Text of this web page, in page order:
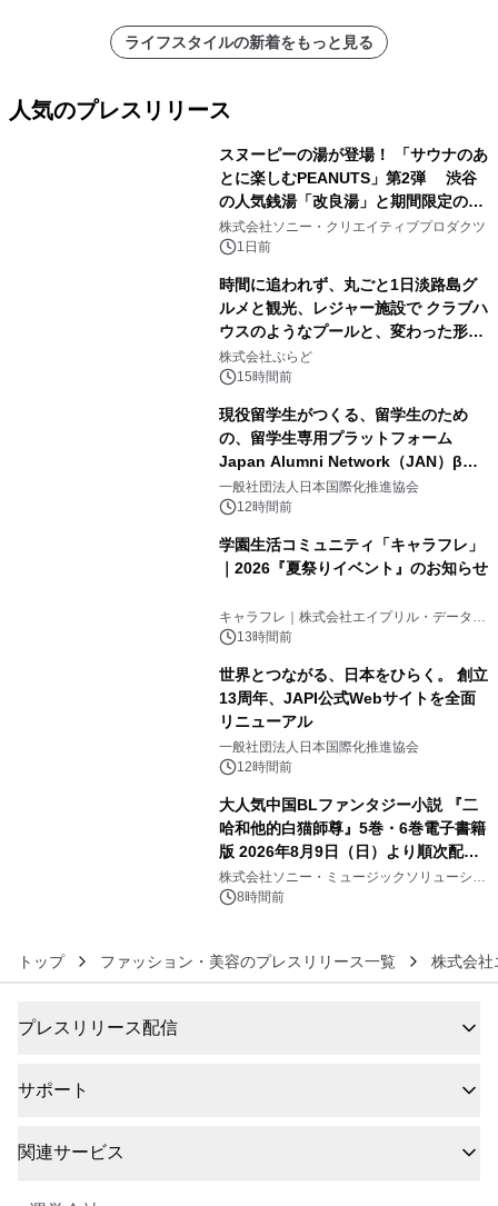
ライフスタイルの新着をもっと見る
人気のプレスリリース
スヌーピーの湯が登場！ 「サウナのあ
とに楽しむPEANUTS」第2弾 渋谷
の人気銭湯「改良湯」と期間限定のコ
ラボレーション サウナイキタイコラ
ボグッズも発売決定！
株式会社ソニー・クリエイティブプロダクツ
1日前
時間に追われず、丸ごと1日淡路島グ
ルメと観光、レジャー施設で クラブハ
ウスのようなプールと、変わった形の
サウナも 「THE BOXY AWAJI」のお
得な素泊まり連泊プランで
株式会社ぷらど
15時間前
現役留学生がつくる、留学生のため
の、留学生専用プラットフォーム
Japan Alumni Network（JAN）β版
をリリース
一般社団法人日本国際化推進協会
12時間前
学園生活コミュニティ「キャラフレ」
｜2026『夏祭りイベント』のお知らせ
キャラフレ｜株式会社エイプリル・データ・
デザインズ
13時間前
世界とつながる、日本をひらく。 創立
13周年、JAPI公式Webサイトを全面
リニューアル
一般社団法人日本国際化推進協会
12時間前
大人気中国BLファンタジー小説 『二
哈和他的白猫師尊』5巻・6巻電子書籍
版 2026年8月9日（日）より順次配信
開始
株式会社ソニー・ミュージックソリューショ
ンズ8時間前
トップ ファッション・美容のプレスリリース一覧 株式会社
プレスリリース配信
サポート
関連サービス